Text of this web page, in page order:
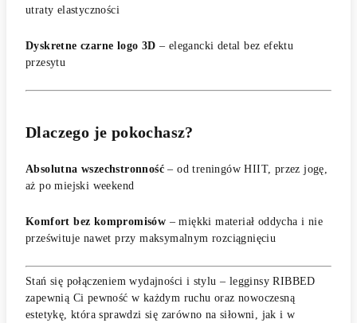
utraty elastyczności
Dyskretne czarne logo 3D – elegancki detal bez efektu
przesytu
Dlaczego je pokochasz?
Absolutna wszechstronność – od treningów HIIT, przez jogę,
aż po miejski weekend
Komfort bez kompromisów – miękki materiał oddycha i nie
prześwituje nawet przy maksymalnym rozciągnięciu
Stań się połączeniem wydajności i stylu – legginsy RIBBED
zapewnią Ci pewność w każdym ruchu oraz nowoczesną
estetykę, która sprawdzi się zarówno na siłowni, jak i w